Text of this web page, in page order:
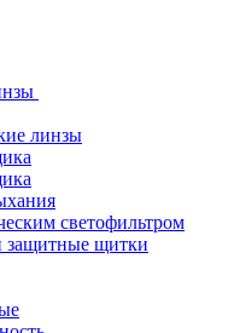
линзы
светофильтром
защитные щитки